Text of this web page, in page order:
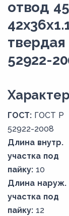
отвод
52922-
ГОСТ: ГОСТ Р
52922-2008
Длина внутр.
участка под
пайку: 10
Длина наруж.
участка под
пайку: 12